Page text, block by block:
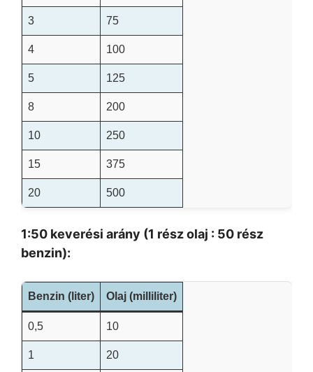
3 75
4 100
5 125
8 200
10 250
15 375
20 500
1:50 keverési arány (1 rész olaj : 50 rész
benzin):
Benzin (liter) Olaj (milliliter)
0,5 10
1 20